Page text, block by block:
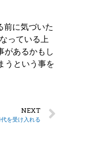
前に気づいた
っている上
があるかもし
うという事を
NEXT
を受け入れる